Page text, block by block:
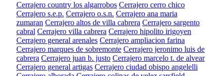
Cerrajero country los algarrobos Cerrajero cerro chico
Cerrajero s.e.p. Cerrajero o.s.n. Cerrajero ana maria
zumaran Cerrajero altos de villa cabrera Cerrajero sargento
cabral Cerrajero villa cabrera Cerrajero hipolito irigoyen
Cerrajero general arenales Cerrajero ampliacion farina
Cerrajero marques de sobremonte Cerrajero jeronimo luis de
cabrera Cerrajero juan b. justo Cerrajero marcelo t. de alvear
Cerrajero general artigas Cerrajero ciudad obispo angelelli